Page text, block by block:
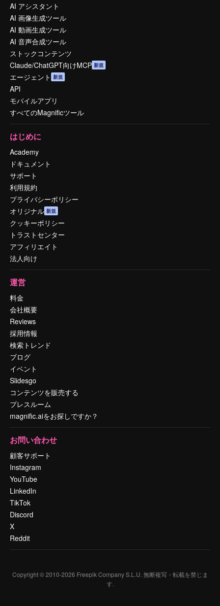
AI アシスタント
AI 画像生成ツール
AI 動画生成ツール
AI 音声合成ツール
ストックコンテンツ
Claude/ChatGPT向けMCP 新規
エージェント 新規
API
モバイルアプリ
すべてのMagnificツール
はじめに
Academy
ドキュメント
サポート
利用規約
プライバシーポリシー
オリジナル 新規
クッキーポリシー
トラストセンター
アフィリエイト
法人向け
運営
料金
会社概要
Reviews
採用情報
検索トレンド
ブログ
イベント
Slidesgo
コンテンツを販売する
プレスルーム
magnific.aiをお探しですか？
お問い合わせ
顧客サポート
Instagram
YouTube
LinkedIn
TikTok
Discord
X
Reddit
Copyright © 2010-2026 Freepik Company S.L.U. 無断複写・転載を禁じま
す.